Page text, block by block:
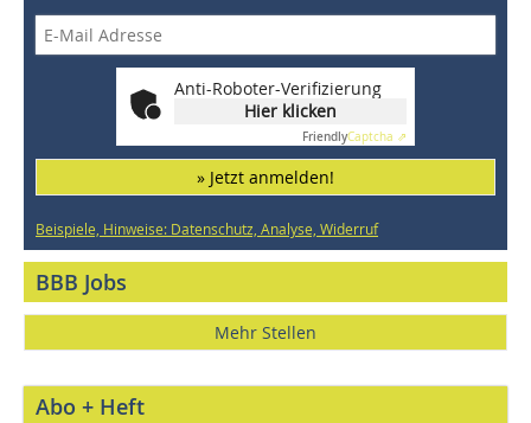
Anti-Roboter-Verifizierung
Hier klicken
FriendlyCaptcha ⇗
» Jetzt anmelden!
Beispiele, Hinweise: Datenschutz, Analyse, Widerruf
BBB Jobs
Mehr Stellen
Abo + Heft